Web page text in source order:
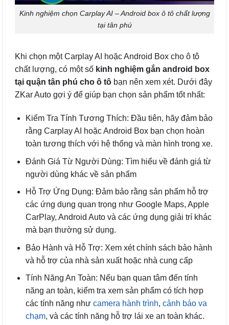
Kinh nghiệm chọn Carplay AI – Android box ô tô chất lượng
tại tân phú
Khi chọn một Carplay AI hoặc Android Box cho ô tô
chất lượng, có một số kinh nghiệm gắn android box
tại quận tân phú cho ô tô bạn nên xem xét. Dưới đây
ZKar Auto gợi ý để giúp bạn chọn sản phẩm tốt nhất:
Kiểm Tra Tính Tương Thích: Đầu tiên, hãy đảm bảo
rằng Carplay AI hoặc Android Box bạn chọn hoàn
toàn tương thích với hệ thống và màn hình trong xe.
Đánh Giá Từ Người Dùng: Tìm hiểu về đánh giá từ
người dùng khác về sản phẩm
Hỗ Trợ Ứng Dụng: Đảm bảo rằng sản phẩm hỗ trợ
các ứng dụng quan trọng như Google Maps, Apple
CarPlay, Android Auto và các ứng dụng giải trí khác
mà bạn thường sử dụng.
Bảo Hành và Hỗ Trợ: Xem xét chính sách bảo hành
và hỗ trợ của nhà sản xuất hoặc nhà cung cấp
Tính Năng An Toàn: Nếu bạn quan tâm đến tính
năng an toàn, kiểm tra xem sản phẩm có tích hợp
các tính năng như camera hành trình, cảnh báo va
chạm, và các tính năng hỗ trợ lái xe an toàn khác.